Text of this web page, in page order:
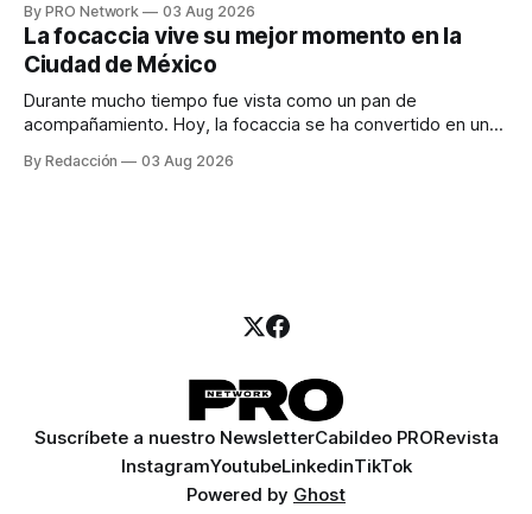
para los textos, alguien que supiera de publicidad digital
para encontrar prospectos, un vendedor para atender
llamadas y mensajes, y —con suerte— una persona
By PRO Network 03 Aug 2026
La focaccia vive su mejor momento en la
Ciudad de México
Durante mucho tiempo fue vista como un pan de
acompañamiento. Hoy, la focaccia se ha convertido en uno
artesanal, ingredientes de calidad y experiencias que
By Redacción 03 Aug 2026
Suscríbete a nuestro NewsletterCabildeo PRORevista
InstagramYoutubeLinkedinTikTok
Powered by Ghost